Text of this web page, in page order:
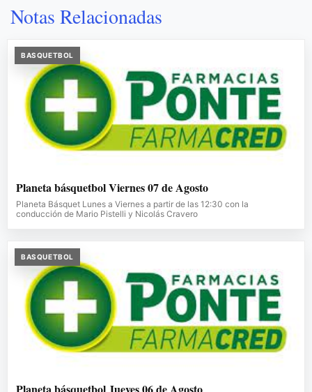
Notas Relacionadas
BASQUETBOL
Planeta básquetbol Viernes 07 de Agosto
Planeta Básquet Lunes a Viernes a partir de las 12:30 con la
conducción de Mario Pistelli y Nicolás Cravero
BASQUETBOL